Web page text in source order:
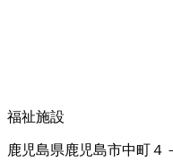
福祉施設
鹿児島県鹿児島市中町４